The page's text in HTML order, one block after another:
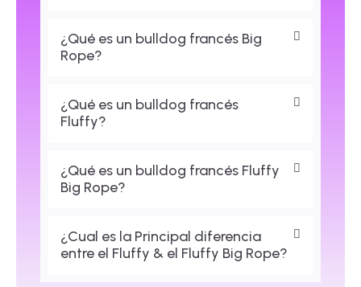
¿Qué es un bulldog francés Big
Rope?
¿Qué es un bulldog francés
Fluffy?
¿Qué es un bulldog francés Fluffy
Big Rope?
¿Cual es la Principal diferencia
entre el Fluffy & el Fluffy Big Rope?